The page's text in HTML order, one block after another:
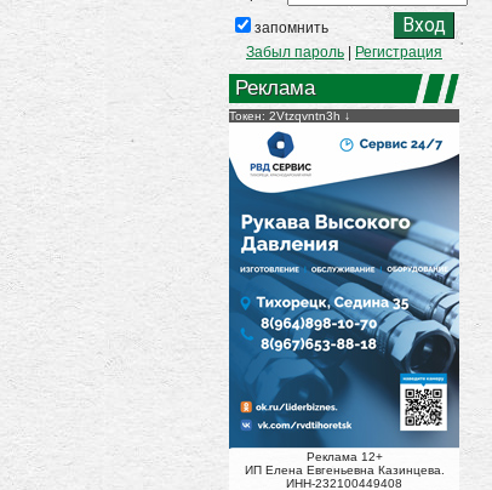
запомнить
Забыл пароль
Регистрация
Реклама
Токен: 2Vtzqvntn3h
Реклама 12+
ИП Елена Евгеньевна Казинцева.
ИНН-232100449408